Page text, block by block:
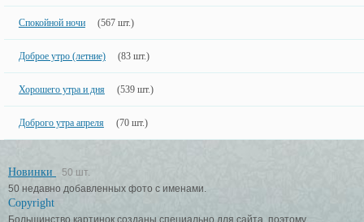
Спокойной ночи (567 шт.)
Доброе утро (летние) (83 шт.)
Хорошего утра и дня (539 шт.)
Доброго утра апреля (70 шт.)
Новинки
50 шт.
50 недавно добавленных фото с именами.
Copyright